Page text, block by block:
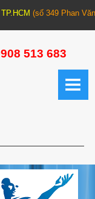
(số 349 Phan
513 683
- Weighing Machine)